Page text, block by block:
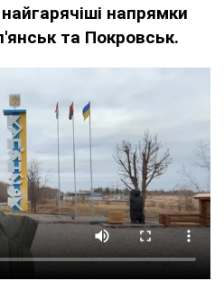
напрямки
та Покровськ.